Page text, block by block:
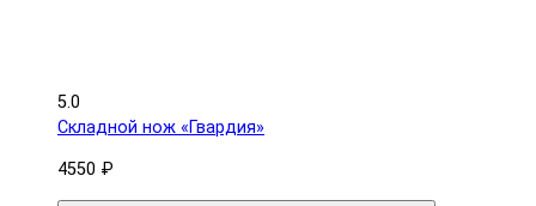
5.0
Складной нож «Гвардия»
4550 ₽